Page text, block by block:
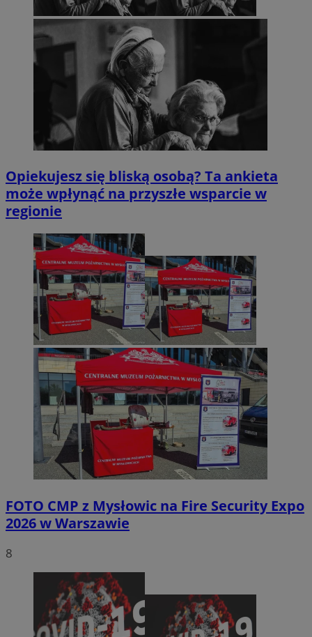
Opiekujesz się bliską osobą? Ta ankieta
może wpłynąć na przyszłe wsparcie w
regionie
FOTO CMP z Mysłowic na Fire Security Expo
2026 w Warszawie
8